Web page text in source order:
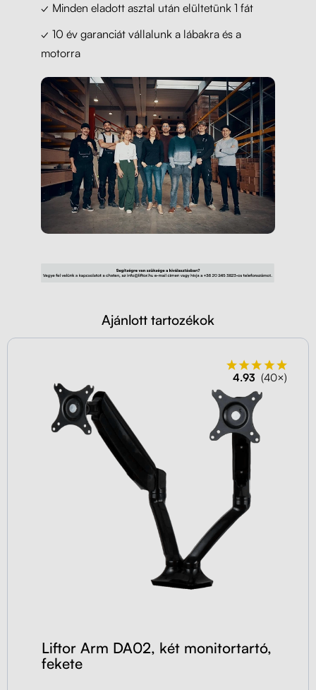
✓ Minden eladott asztal után elültetünk 1 fát
✓ 10 év garanciát vállalunk a lábakra és a
motorra
Ajánlott tartozékok
4.93 (40×)
Liftor Arm DA02, két monitortartó,
fekete